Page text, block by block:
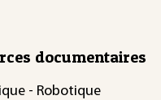
documentaires
- Robotique